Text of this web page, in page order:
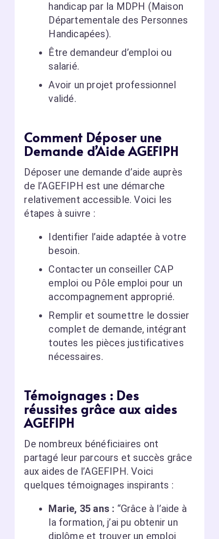
handicap par la MDPH (Maison
Départementale des Personnes
Handicapées).
Être demandeur d’emploi ou
salarié.
Avoir un projet professionnel
validé.
Comment Déposer une
Demande d’Aide AGEFIPH
Déposer une demande d’aide auprès
de l’AGEFIPH est une démarche
relativement accessible. Voici les
étapes à suivre :
Identifier l’aide adaptée à votre
besoin.
Contacter un conseiller CAP
emploi ou Pôle emploi pour un
accompagnement approprié.
Remplir et soumettre le dossier
complet de demande, intégrant
toutes les pièces justificatives
nécessaires.
Témoignages : Des
réussites grâce aux aides
AGEFIPH
De nombreux bénéficiaires ont
partagé leur parcours et succès grâce
aux aides de l’AGEFIPH. Voici
quelques témoignages inspirants :
Marie, 35 ans : “Grâce à l’aide à
la formation, j’ai pu obtenir un
diplôme et trouver un emploi